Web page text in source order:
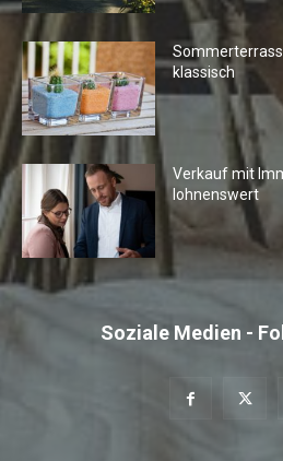
klassisch
Verkauf mit
lohnenswert
Soziale Medien -